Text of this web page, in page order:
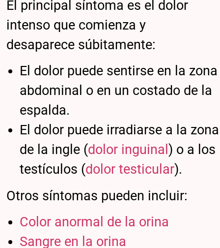
El principal síntoma es el dolor
intenso que comienza y
desaparece súbitamente:
El dolor puede sentirse en la zona
abdominal o en un costado de la
espalda.
El dolor puede irradiarse a la zona
de la ingle (dolor inguinal) o a los
testículos (dolor testicular).
Otros síntomas pueden incluir:
Color anormal de la orina
Sangre en la orina